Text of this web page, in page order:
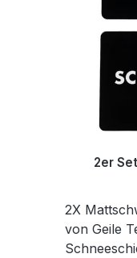
2er
2X
von Geile